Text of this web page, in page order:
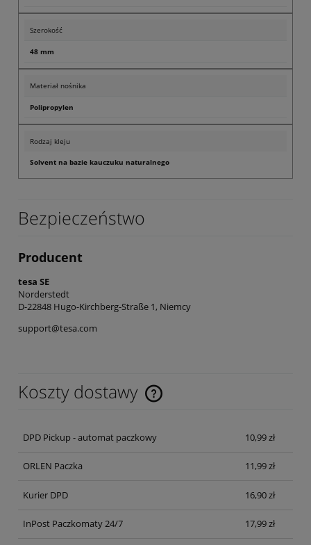
Szerokość
48 mm
Materiał nośnika
Polipropylen
Rodzaj kleju
Solvent na bazie kauczuku naturalnego
Bezpieczeństwo
Producent
tesa SE
Norderstedt
D-22848 Hugo-Kirchberg-Straße 1, Niemcy
support@tesa.com
Koszty dostawy
Cena nie zawiera ewentualnych kosztów płatności
DPD Pickup - automat paczkowy 10,99 zł
ORLEN Paczka 11,99 zł
Kurier DPD 16,90 zł
InPost Paczkomaty 24/7 17,99 zł